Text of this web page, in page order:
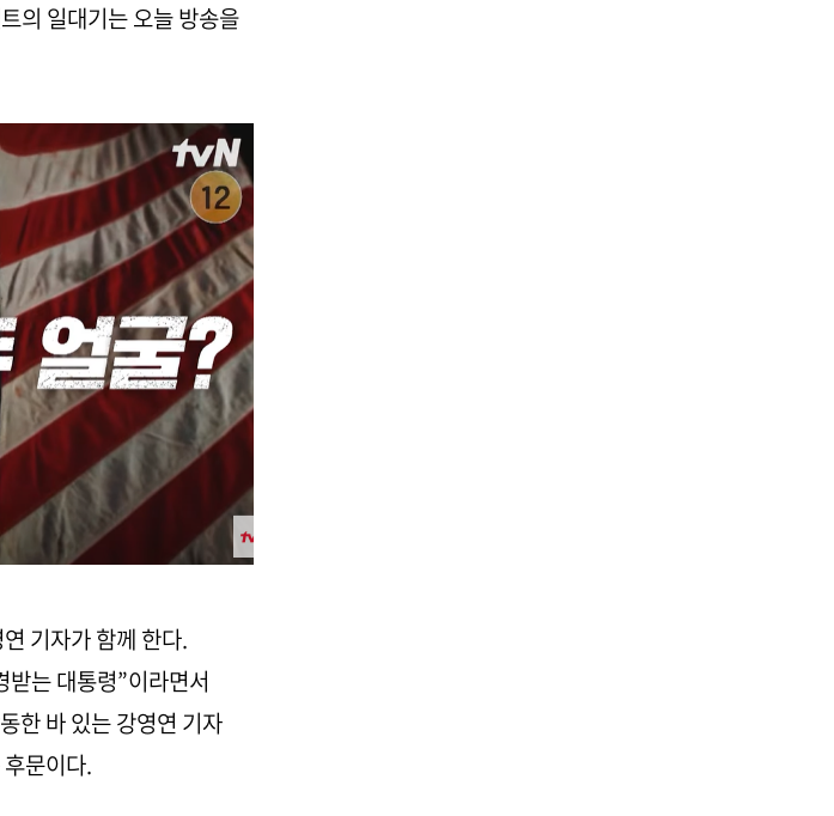
의 일대기는 오늘 방송을
기자가 함께 한다.
는 대통령”이라면서
한 바 있는 강영연 기자
문이다.